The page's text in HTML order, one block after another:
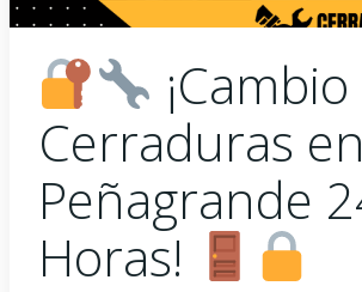
Cerraduras en
Peñagrande
Horas!